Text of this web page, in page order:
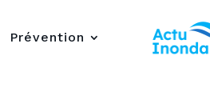
Prévention